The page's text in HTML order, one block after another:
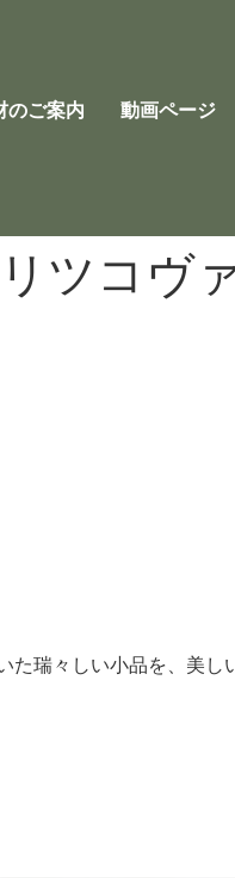
のご案内 動画ページ
ツコヴ
た瑞々しい小品を、美し